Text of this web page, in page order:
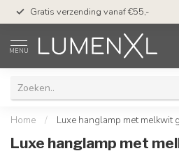
Gratis verzending vanaf €55,-
MENU
Home / Luxe hanglamp met melkwit
Luxe hanglamp met